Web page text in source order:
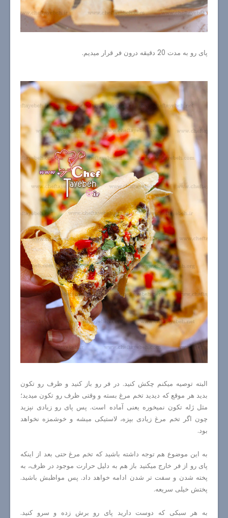
پای رو به مدت 20 دقیقه درون فر قرار میدیم.
البته توصیه میکنم چکش کنید. در فر رو باز کنید و ظرف رو تکون
بدید هر موقع که دیدید تخم مرغ بسته و وقتی ظرف رو تکون میدید؛
مثل ژله تکون نمیخوره یعنی آماده است. پس پای رو زیادی نپزید
چون اگر تخم مرغ زیادی بپزه، لاستیکی میشه و خوشمزه نخواهد
بود.
به این موضوع هم توجه داشته باشید که تخم مرغ حتی بعد از اینکه
پای رو از فر خارج میکنید باز هم به دلیل حرارت موجود در ظرف، به
پخته شدن و سفت تر شدن ادامه خواهد داد. پس مواظبش باشید.
پختش خیلی سریعه.
به هر سبکی که دوست دارید پای رو برش زده و سرو کنید.